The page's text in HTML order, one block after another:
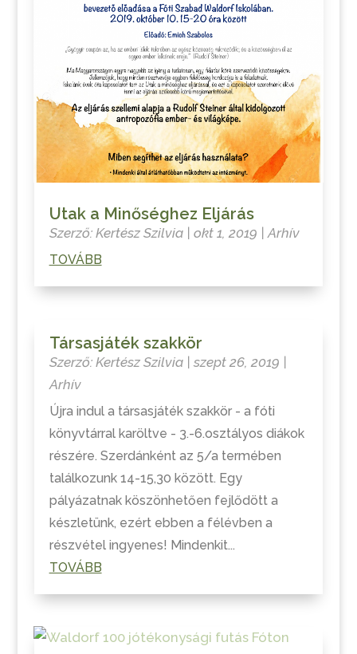
Utak a Minőséghez Eljárás
Szerző: Kertész Szilvia| okt 1, 2019 |Arhív
TOVÁBB
Társasjáték szakkör
Szerző: Kertész Szilvia| szept 26, 2019 |
Arhív
Újra indul a társasjáték szakkör - a fóti
könyvtárral karöltve - 3.-6.osztályos diákok
részére. Szerdánként az 5/a termében
találkozunk 14-15,30 között. Egy
pályázatnak köszönhetően fejlődött a
készletünk, ezért ebben a félévben a
részvétel ingyenes! Mindenkit...
TOVÁBB